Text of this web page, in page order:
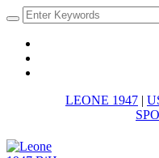
LEONE 1947 |